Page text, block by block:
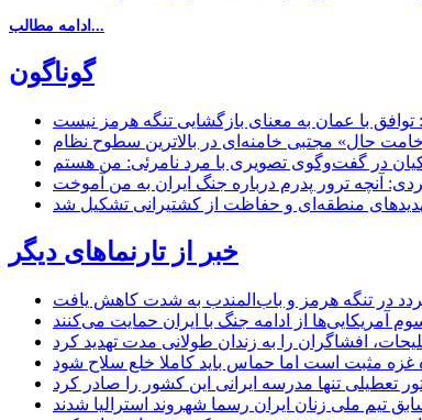
ادامه مطالب...
گوناگون
توافق با عمان به معنای بازگشایی تنگه هرمز نیست
حال» مجتبی خامنه‌ای در بالاترین سطوح نظام
آنچه ترور پدرم درباره جنگ ایران به من آموخت
تهدیدهای منطقه‌ای و حفاظت از کشتیرانی تشکیل شد
خبر از تارنماهای دیگر
تردد در تنگه هرمز و باب‌المندب به شدت کاهش یافت
آمریکایی‌ها از ادامه جنگ با ایران حمایت می‌کنند
افشاگران را به زندان طولانی مدت تهدید کرد
مثبت است اما حماس باید کاملا خلع سلاح شود
تعطیلی تنها مدرسه ایرانی این کشور را صادر کرد
تیم ملی زنان ایران رسما شهروند استرالیا شدند